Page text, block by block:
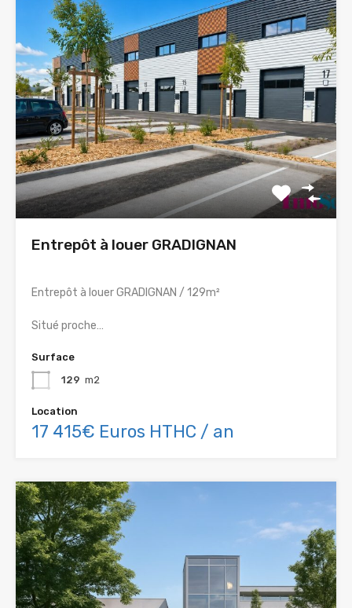
Entrepôt à louer GRADIGNAN
Entrepôt à louer GRADIGNAN / 129m²
Situé proche…
Surface
129 m2
Location
17 415€ Euros HTHC / an